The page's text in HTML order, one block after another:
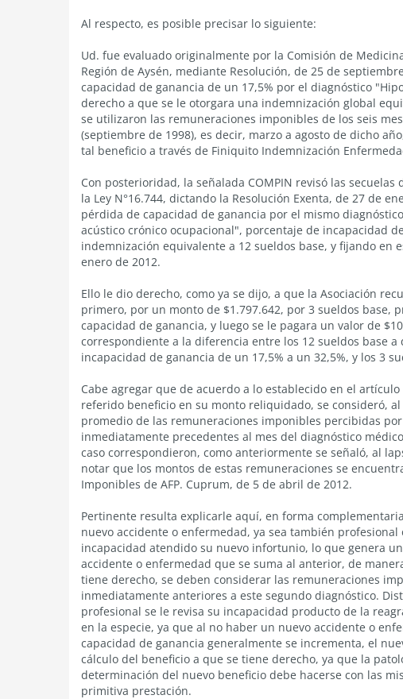
Al respecto, es posible precisar lo siguiente:
Ud. fue evaluado originalmente por la Comisión de
Región de Aysén, mediante Resolución, de 25 de
capacidad de ganancia de un 17,5% por el diagnóstico
derecho a que se le otorgara una indemnización global
se utilizaron las remuneraciones imponibles de los seis
(septiembre de 1998), es decir, marzo a agosto de dicho
tal beneficio a través de Finiquito Indemnización
Con posterioridad, la señalada COMPIN revisó las
la Ley N°16.744, dictando la Resolución Exenta, de 27 de
pérdida de capacidad de ganancia por el mismo
acústico crónico ocupacional", porcentaje de incapacidad
indemnización equivalente a 12 sueldos base, y fijando en
enero de 2012.
Ello le dio derecho, como ya se dijo, a que la Asociación
primero, por un monto de $1.797.642, por 3 sueldos base,
capacidad de ganancia, y luego se le pagara un valor de
correspondiente a la diferencia entre los 12 sueldos base
incapacidad de ganancia de un 17,5% a un 32,5%, y los 3
Cabe agregar que de acuerdo a lo establecido en el
referido beneficio en su monto reliquidado, se consideró,
promedio de las remuneraciones imponibles percibidas
inmediatamente precedentes al mes del diagnóstico
caso correspondieron, como anteriormente se señaló, al
notar que los montos de estas remuneraciones se
Imponibles de AFP. Cuprum, de 5 de abril de 2012.
Pertinente resulta explicarle aquí, en forma
nuevo accidente o enfermedad, ya sea también
incapacidad atendido su nuevo infortunio, lo que genera
accidente o enfermedad que se suma al anterior, de
tiene derecho, se deben considerar las remuneraciones
inmediatamente anteriores a este segundo diagnóstico.
profesional se le revisa su incapacidad producto de la
en la especie, ya que al no haber un nuevo accidente o
capacidad de ganancia generalmente se incrementa, el
cálculo del beneficio a que se tiene derecho, ya que la
determinación del nuevo beneficio debe hacerse con las
primitiva prestación.